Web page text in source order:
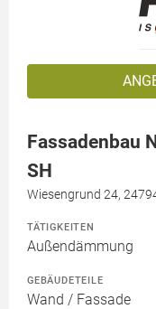
Fassadenbau
SH
Wiesengrund 24,
TÄTIGKEITEN
Außendämmung
GEBÄUDETEILE
Wand / Fassade